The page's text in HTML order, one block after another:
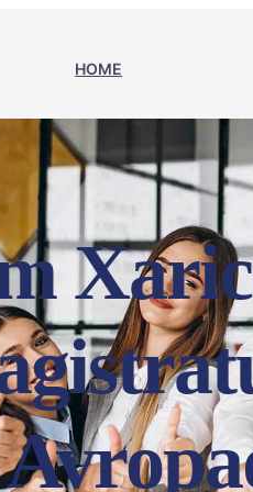
HOME